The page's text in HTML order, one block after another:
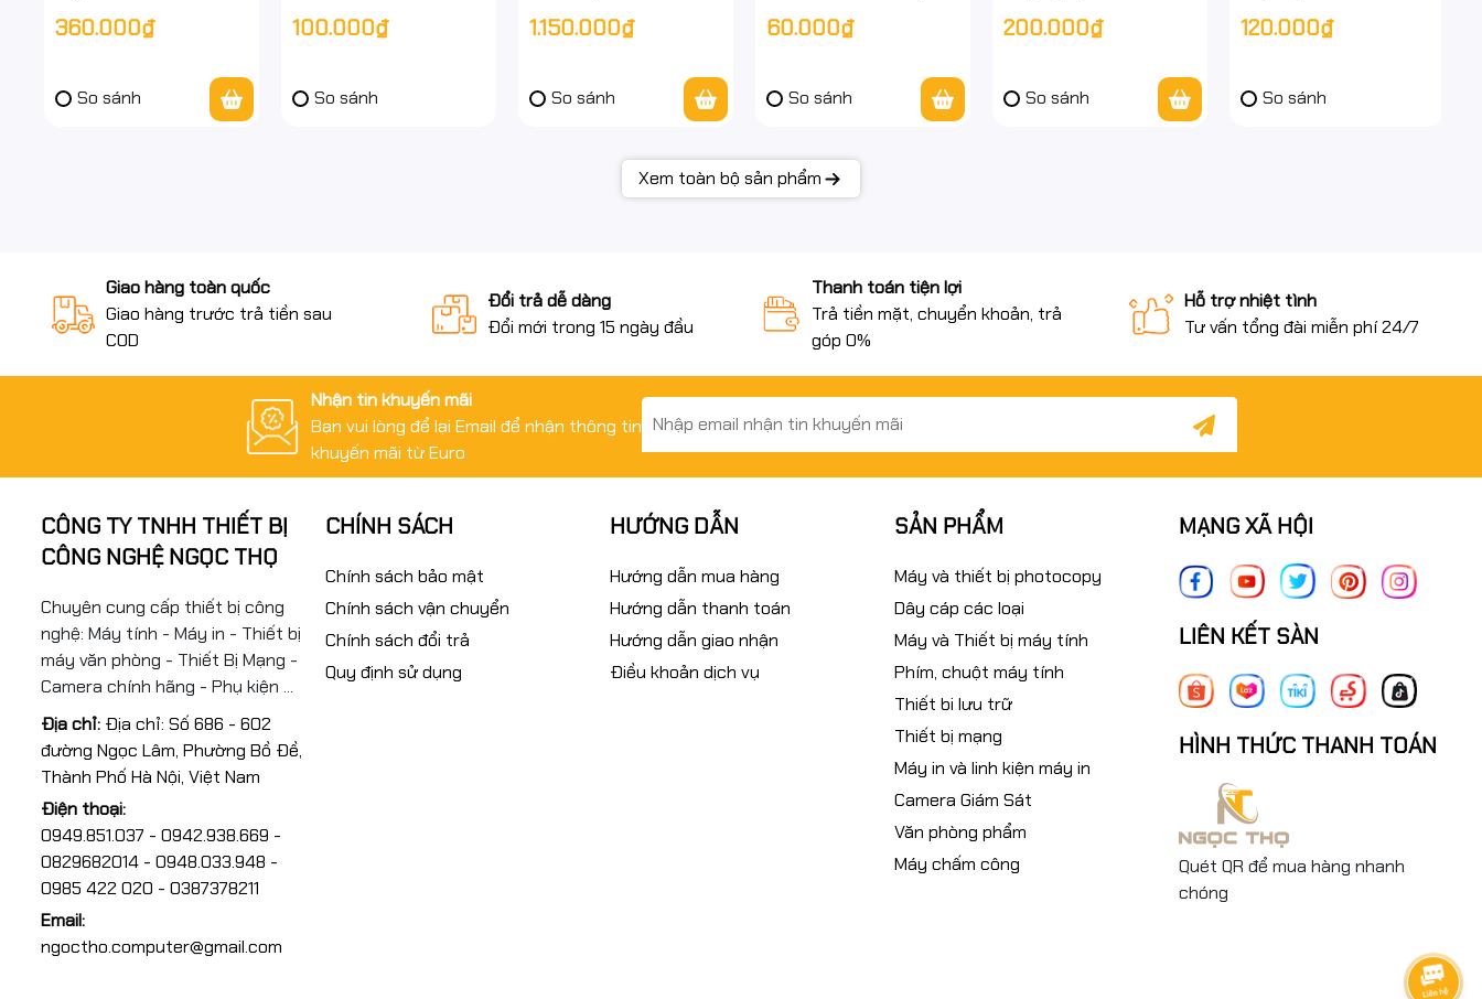
(Than chì) – Siêu êm,
360.000₫
So sánh
- Nhẹ – Nhạy – Chính
100.000₫
So sánh
– Reaper Switch – LED
1.150.000₫
So sánh
– Full VAT – BH 24
60.000₫
So sánh
hành 24 tháng, full VAT
200.000₫
So sánh
120.000₫
So sánh
Xem toàn bộ sản phẩm
Giao hàng toàn quốc
Giao hàng trước trả tiền sau
COD
Đổi trả dễ dàng
Đổi mới trong 15 ngày đầu
Thanh toán tiện lợi
Trả tiền mặt, chuyển khoản, trả
góp 0%
Hỗ trợ nhiệt tình
Tư vấn tổng đài miễn phí 24/7
Nhận tin khuyến mãi
Bạn vui lòng để lại Email để nhận thông tin
khuyến mãi từ Euro
CÔNG TY TNHH THIẾT BỊ
CÔNG NGHỆ NGỌC THỌ
Chuyên cung cấp thiết bị công
nghệ: Máy tính - Máy in - Thiết bị
máy văn phòng - Thiết Bị Mạng -
Camera chính hãng - Phụ kiện ...
Địa chỉ: Địa chỉ: Số 686 - 602
đường Ngọc Lâm, Phường Bồ Đề,
Thành Phố Hà Nội, Việt Nam
Điện thoại:
0949.851.037 - 0942.938.669 -
0829682014 - 0948.033.948 -
0985 422 020 - 0387378211
Email:
ngoctho.computer@gmail.com
CHÍNH SÁCH
Chính sách bảo mật
Chính sách vận chuyển
Chính sách đổi trả
Quy định sử dụng
HƯỚNG DẪN
Hướng dẫn mua hàng
Hướng dẫn thanh toán
Hướng dẫn giao nhận
Điều khoản dịch vụ
SẢN PHẨM
Máy và thiết bị photocopy
Dây cáp các loại
Máy và Thiết bị máy tính
Phím, chuột máy tính
Thiết bi lưu trữ
Thiết bị mạng
Máy in và linh kiện máy in
Camera Giám Sát
Văn phòng phẩm
Máy chấm công
MẠNG XÃ HỘI
LIÊN KẾT SÀN
HÌNH THỨC THANH TOÁN
Quét QR để mua hàng nhanh
chóng